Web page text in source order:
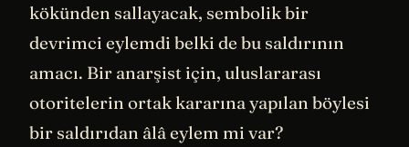
kökünden sallayacak, sembolik bir
devrimci eylemdi belki de bu saldırının
amacı. Bir anarşist için, uluslararası
otoritelerin ortak kararına yapılan böylesi
bir saldırıdan âlâ eylem mi var?